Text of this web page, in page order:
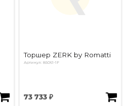
Торшер ZERK by Romatti
Артикул: 85061-1F
73 733 ₽